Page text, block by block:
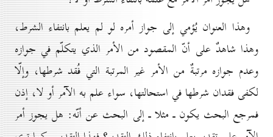
وهذا العنوان يُؤمي إلى جواز أمره لو لم يعلم بانتفاء الشرط،
وهذا شاهدٌ على أنّ المقصود من الأمر الذي يتكلّم في جوازه
وعدم جوازه مرتبةٌ من الأمر غير المرتبة التي فُقد شرطها، وإلّا
لكفى فقدان شرطها في استحالتها، سواء علم به الآمر أو لا، إذن
فمرجع البحث يكون ـ مثلا ـ إلى البحث عن أنّه: هل يجوز أمر